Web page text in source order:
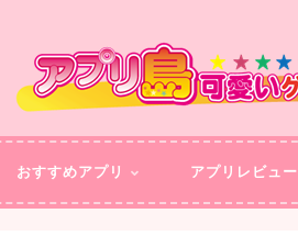
おすすめアプリ アプリレビュー